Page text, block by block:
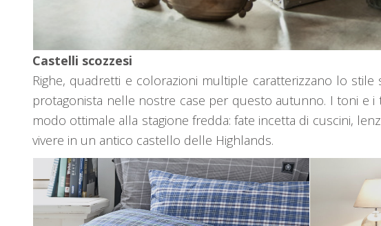
Castelli scozzesi
Righe, quadretti e colorazioni multiple caratterizzano lo
protagonista nelle nostre case per questo autunno. I toni e
modo ottimale alla stagione fredda: fate incetta di cuscini,
vivere in un antico castello delle Highlands.